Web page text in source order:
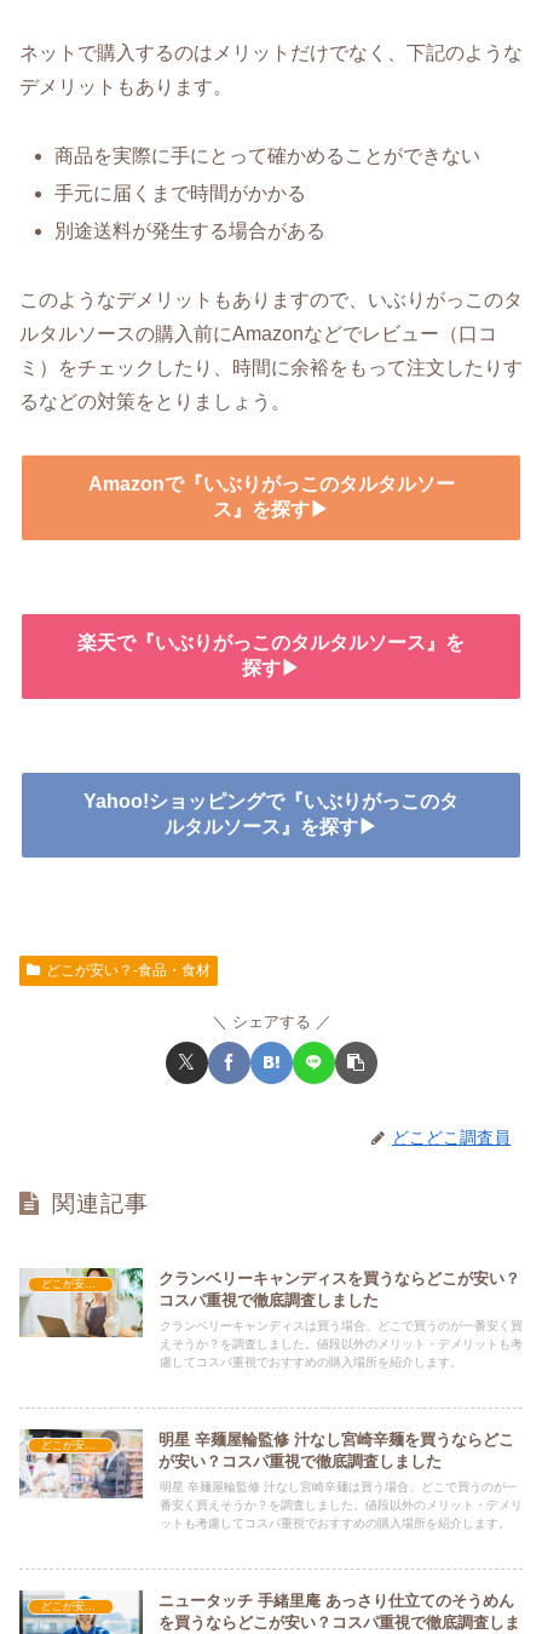
ネットで購入するのはメリットだけでなく、下記のような
デメリットもあります。
商品を実際に手にとって確かめることができない
手元に届くまで時間がかかる
別途送料が発生する場合がある
このようなデメリットもありますので、いぶりがっこのタ
ルタルソースの購入前にAmazonなどでレビュー（口コ
ミ）をチェックしたり、時間に余裕をもって注文したりす
るなどの対策をとりましょう。
Amazonで『いぶりがっこのタルタルソー
ス』を探す▶
楽天で『いぶりがっこのタルタルソース』を
探す▶
Yahoo!ショッピングで『いぶりがっこのタ
ルタルソース』を探す▶
どこが安い？-食品・食材
シェアする
どこどこ調査員
関連記事
どこが安い？-食品・食材
クランベリーキャンディスを買うならどこが安い？
コスパ重視で徹底調査しました
クランベリーキャンディスは買う場合、どこで買うのが一番安く買
えそうか？を調査しました。値段以外のメリット・デメリットも考
慮してコスパ重視でおすすめの購入場所を紹介します。
どこが安い？-食品・食材
明星 辛麺屋輪監修 汁なし宮崎辛麺を買うならどこ
が安い？コスパ重視で徹底調査しました
明星 辛麺屋輪監修 汁なし宮崎辛麺は買う場合、どこで買うのが一
番安く買えそうか？を調査しました。値段以外のメリット・デメリ
ットも考慮してコスパ重視でおすすめの購入場所を紹介します。
どこが安い？-食品・食材
ニュータッチ 手緒里庵 あっさり仕立てのそうめん
を買うならどこが安い？コスパ重視で徹底調査しま